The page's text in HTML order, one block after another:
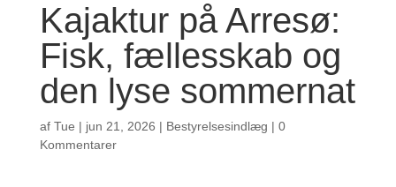
Kajaktur på Arresø:
Fisk, fællesskab og
den lyse sommernat
af Tue | jun 21, 2026 | Bestyrelsesindlæg | 0
Kommentarer